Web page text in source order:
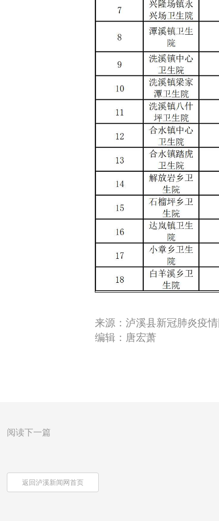
来源：泸溪县新冠肺炎疫
编辑：唐宏萧
阅读下一篇
返回泸溪新闻网首页